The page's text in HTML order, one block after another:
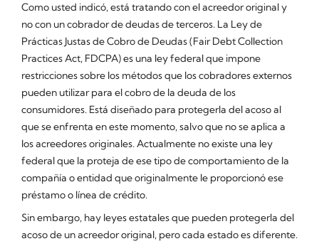
Como usted indicó, está tratando con el acreedor original y
no con un cobrador de deudas de terceros. La Ley de
Prácticas Justas de Cobro de Deudas (Fair Debt Collection
Practices Act, FDCPA) es una ley federal que impone
restricciones sobre los métodos que los cobradores externos
pueden utilizar para el cobro de la deuda de los
consumidores. Está diseñado para protegerla del acoso al
que se enfrenta en este momento, salvo que no se aplica a
los acreedores originales. Actualmente no existe una ley
federal que la proteja de ese tipo de comportamiento de la
compañía o entidad que originalmente le proporcionó ese
préstamo o línea de crédito.
Sin embargo, hay leyes estatales que pueden protegerla del
acoso de un acreedor original, pero cada estado es diferente.